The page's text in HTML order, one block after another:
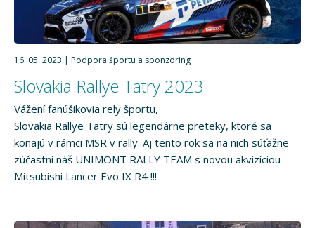
16. 05. 2023 Podpora športu a sponzoring
Slovakia Rallye Tatry 2023
Vážení fanúšikovia rely športu,
Slovakia Rallye Tatry sú legendárne preteky, ktoré sa
konajú v rámci MSR v rally. Aj tento rok sa na nich súťažne
zúčastní náš UNIMONT RALLY TEAM s novou akvizíciou
Mitsubishi Lancer Evo IX R4 !!!